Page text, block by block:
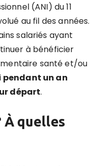
(ANI) du 11
au fil des années.
salariés ayant
à bénéficier
santé et/ou
pendant un an
départ.
À quelles